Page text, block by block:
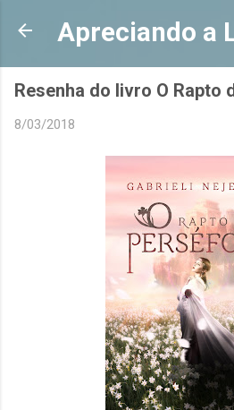
Pular para o
Apreciando a
Resenha do livro O Rapto
8/03/2018